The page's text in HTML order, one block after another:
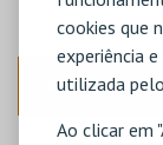
cookies que
experiência
utilizada
Ao clicar em
ANTERIOR